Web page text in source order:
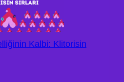
Kalbi: Klitorisin